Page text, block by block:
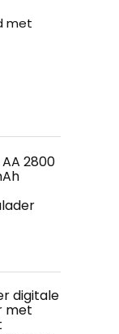
met
2800
digitale
met